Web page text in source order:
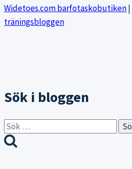
Widetoes.com barfotaskobutiken|
träningsbloggen
Sök i bloggen
Sök
efter: